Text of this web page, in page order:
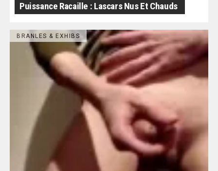
Puissance Racaille : Lascars Nus Et Chauds
BRANLES & EXHIBS